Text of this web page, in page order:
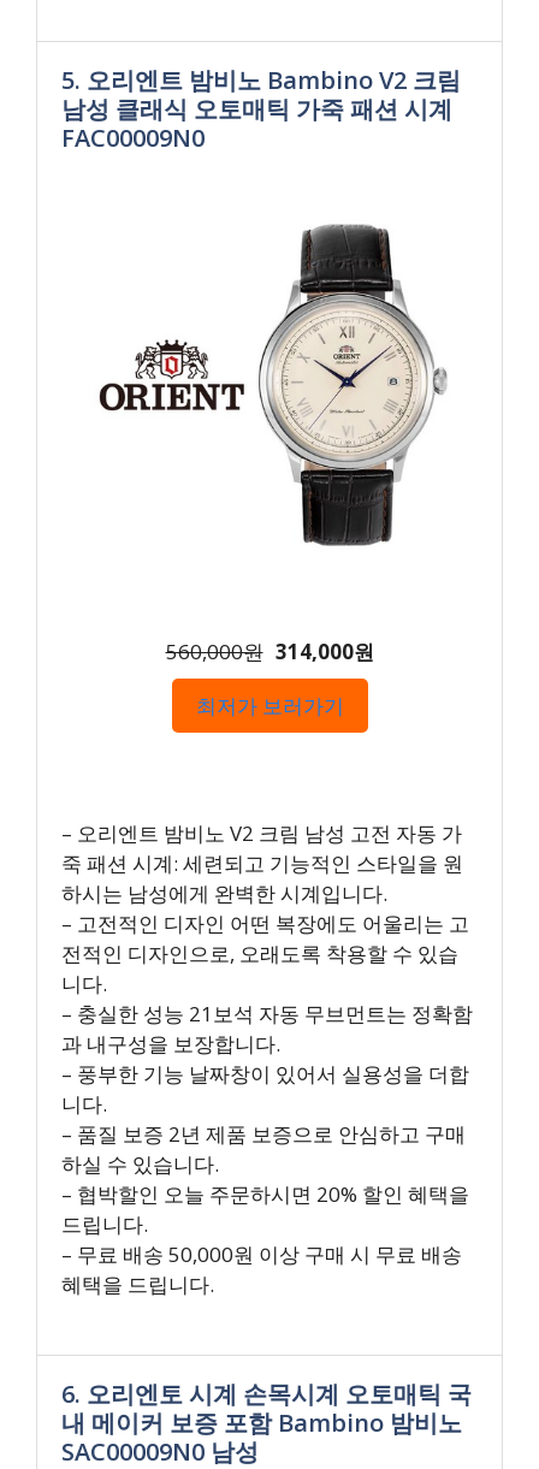
5. 오리엔트 밤비노 Bambino V2 크림
남성 클래식 오토매틱 가죽 패션 시계
FAC00009N0
560,000원 314,000원
최저가 보러가기
– 오리엔트 밤비노 V2 크림 남성 고전 자동 가
죽 패션 시계: 세련되고 기능적인 스타일을 원
하시는 남성에게 완벽한 시계입니다.
– 고전적인 디자인 어떤 복장에도 어울리는 고
전적인 디자인으로, 오래도록 착용할 수 있습
니다.
– 충실한 성능 21보석 자동 무브먼트는 정확함
과 내구성을 보장합니다.
– 풍부한 기능 날짜창이 있어서 실용성을 더합
니다.
– 품질 보증 2년 제품 보증으로 안심하고 구매
하실 수 있습니다.
– 협박할인 오늘 주문하시면 20% 할인 혜택을
드립니다.
– 무료 배송 50,000원 이상 구매 시 무료 배송
혜택을 드립니다.
6. 오리엔토 시계 손목시계 오토매틱 국
내 메이커 보증 포함 Bambino 밤비노
SAC00009N0 남성